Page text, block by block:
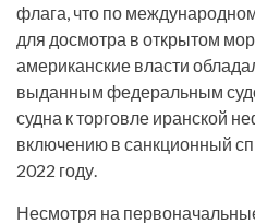
флага, что по
для досмотра в открытом
американские власти
выданным федеральным
судна к торговле иранской
включению в санкционный
2022 году.
Несмотря на